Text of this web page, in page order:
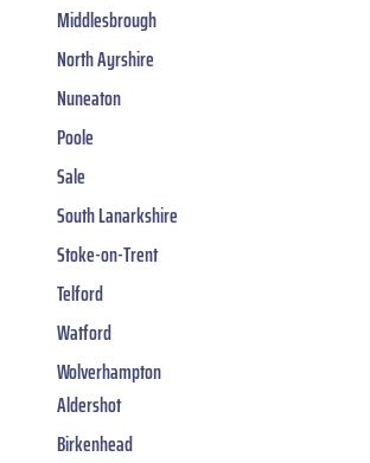
Middlesbrough
North Ayrshire
Nuneaton
Poole
Sale
South Lanarkshire
Stoke-on-Trent
Telford
Watford
Wolverhampton
Aldershot
Birkenhead